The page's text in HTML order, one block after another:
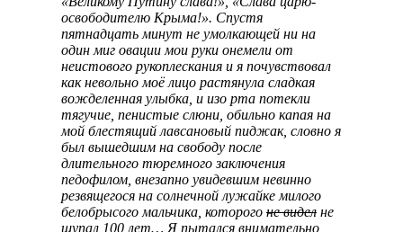
освободителю Крыма!». Спустя
пятнадцать минут не умолкающей ни на
один миг овации мои руки онемели от
неистового рукоплескания и я почувствовал
как невольно моё лицо растянула сладкая
вожделенная улыбка, и изо рта потекли
тягучие, пенистые слюни, обильно капая на
мой блестящий лавсановый пиджак, словно я
был вышедшим на свободу после
длительного тюремного заключения
педофилом, внезапно увидевшим невинно
резвящегося на солнечной лужайке милого
белобрысого мальчика, которого не видел не
щупал 100 лет… Я пытался внимательно